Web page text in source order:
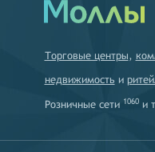
Торговые центры,
недвижимость и
Розничные сети 1060и